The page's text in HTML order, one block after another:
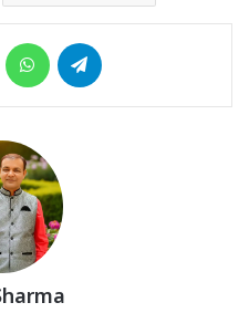
WhatsApp